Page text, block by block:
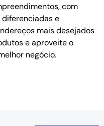
com
e
mais desejados
e aproveite o
negócio.